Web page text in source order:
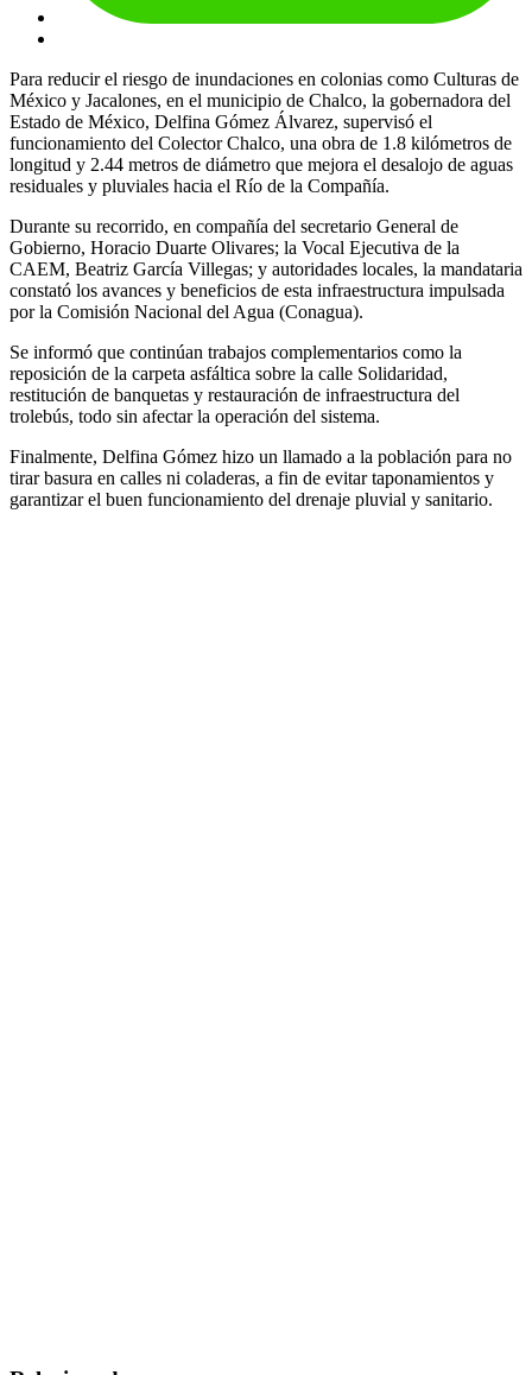
Para reducir el riesgo de inundaciones en colonias como Culturas de
México y Jacalones, en el municipio de Chalco, la gobernadora del
Estado de México, Delfina Gómez Álvarez, supervisó el
funcionamiento del Colector Chalco, una obra de 1.8 kilómetros de
longitud y 2.44 metros de diámetro que mejora el desalojo de aguas
residuales y pluviales hacia el Río de la Compañía.
Durante su recorrido, en compañía del secretario General de
Gobierno, Horacio Duarte Olivares; la Vocal Ejecutiva de la
CAEM, Beatriz García Villegas; y autoridades locales, la mandataria
constató los avances y beneficios de esta infraestructura impulsada
por la Comisión Nacional del Agua (Conagua).
Se informó que continúan trabajos complementarios como la
reposición de la carpeta asfáltica sobre la calle Solidaridad,
restitución de banquetas y restauración de infraestructura del
trolebús, todo sin afectar la operación del sistema.
Finalmente, Delfina Gómez hizo un llamado a la población para no
tirar basura en calles ni coladeras, a fin de evitar taponamientos y
garantizar el buen funcionamiento del drenaje pluvial y sanitario.